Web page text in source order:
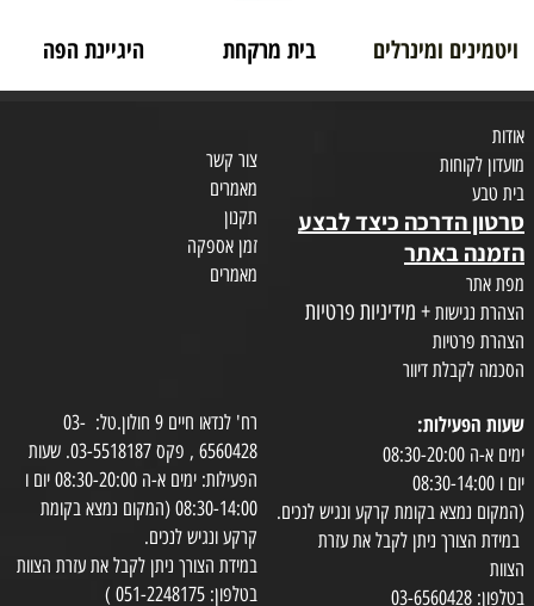
ויטמינים ומינרלים בית מרקחת היגיינת הפה
אודות
מועדון לקוחות
בית טבע
סרטון הדרכה כיצד לבצע
הזמנה באתר
מפת אתר
הצהרת נגישות + מידיניות פרטיות
הצהרת פרטיות
הסכמה לקבלת דיוור
צור קשר
מאמרים
תקנון
זמן אספקה
מאמרים
שעות הפעילות:
ימים א-ה 08:30-20:00
יום ו 08:30-14:00
(המקום נמצא בקומת קרקע ונגיש לנכים.
במידת הצורך ניתן לקבל את עזרת
הצוות
בטלפון: 03-6560428
רח' לנדאו חיים 9 חולון.טל: 03-
6560428 , פקס 03-5518187. שעות
הפעילות: ימים א-ה 08:30-20:00 יום ו
08:30-14:00 (המקום נמצא בקומת
קרקע ונגיש לנכים.
במידת הצורך ניתן לקבל את עזרת הצוות
בטלפון: 051-2248175 )